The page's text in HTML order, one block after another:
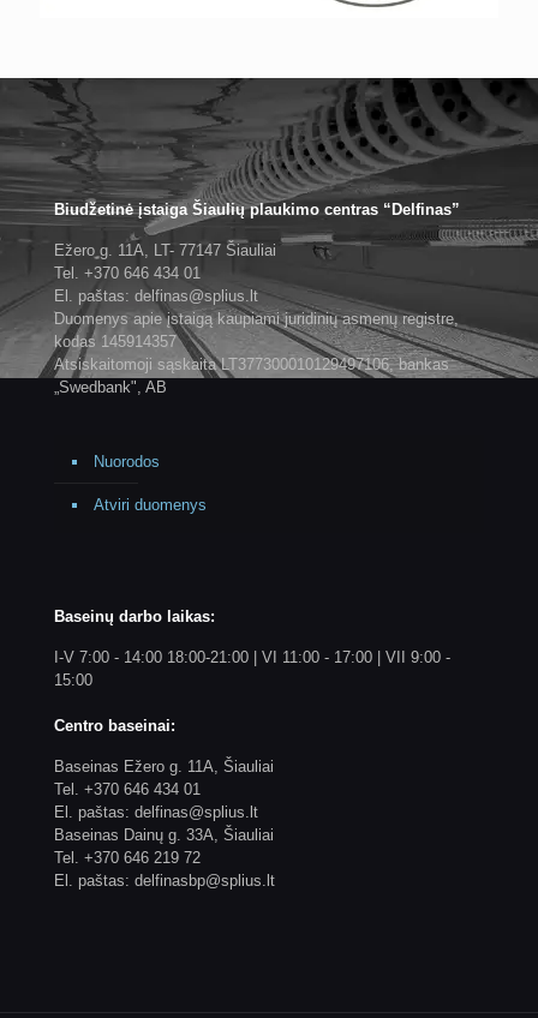
Biudžetinė įstaiga Šiaulių plaukimo centras “Delfinas”
Ežero g. 11A, LT- 77147 Šiauliai
Tel. +370 646 434 01
El. paštas: delfinas@splius.lt
Duomenys apie įstaigą kaupiami juridinių asmenų registre,
kodas 145914357
Atsiskaitomoji sąskaita LT377300010129497106, bankas
„Swedbank", AB
Nuorodos
Atviri duomenys
Baseinų darbo laikas:
I-V 7:00 - 14:00 18:00-21:00 | VI 11:00 - 17:00 | VII 9:00 -
15:00
Centro baseinai:
Baseinas Ežero g. 11A, Šiauliai
Tel. +370 646 434 01
El. paštas: delfinas@splius.lt
Baseinas Dainų g. 33A, Šiauliai
Tel. +370 646 219 72
El. paštas: delfinasbp@splius.lt